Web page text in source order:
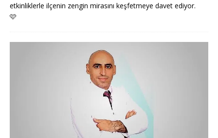
etkinliklerle ilçenin zengin mirasını keşfetmeye davet ediyor.
🩷